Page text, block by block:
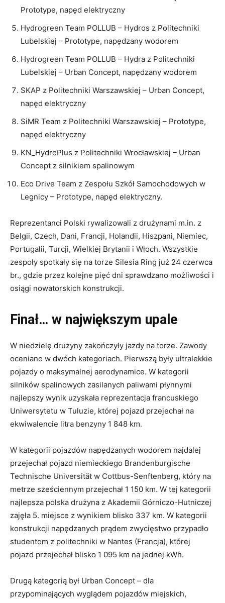
Rotor z Państwowej Akademii Nauk Stosowanych w
Iron Warriors z Politechniki Łódzkiej – Prototype z
Iron Warriors Electric z Politechniki Łódzkiej –
Hydrogreen Team POLLUB – Hydros z Politechniki
Hydrogreen Team POLLUB – Hydra z Politechniki
SKAP z Politechniki Warszawskiej – Urban Concept,
SiMR Team z Politechniki Warszawskiej – Prototype,
KN_HydroPlus z Politechniki Wrocławskiej – Urban
Concept z silnikiem spalinowym
Eco Drive Team z Zespołu Szkół Samochodowych w
Legnicy – Prototype, napęd elektryczny.
Reprezentanci Polski rywalizowali z drużynami m.in. z
Portugalii, Turcji, Wielkiej Brytanii i Włoch. Wszystkie
br., gdzie przez kolejne pięć dni sprawdzano możliwości i
osiągi nowatorskich konstrukcji.
Finał… w największym upale
W niedzielę drużyny zakończyły jazdy na torze. Zawody
oceniano w dwóch kategoriach. Pierwszą były ultralekkie
silników spalinowych zasilanych paliwami płynnymi
najlepszy wynik uzyskała reprezentacja francuskiego
Uniwersytetu w Tuluzie, której pojazd przejechał na
ekwiwalencie litra benzyny 1 848 km.
W kategorii pojazdów napędzanych wodorem najdalej
przejechał pojazd niemieckiego Brandenburgische
Technische Universität w Cottbus-Senftenberg, który na
metrze sześciennym przejechał 1 150 km. W tej kategorii
zajęła 5. miejsce z wynikiem blisko 337 km. W kategorii
konstrukcji napędzanych prądem zwycięstwo przypadło